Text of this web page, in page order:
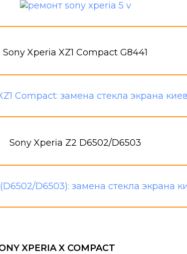
Sony Xperia XZ1 Compact G8441
Sony Xperia Z2 D6502/D6503
XPERIA X COMPACT